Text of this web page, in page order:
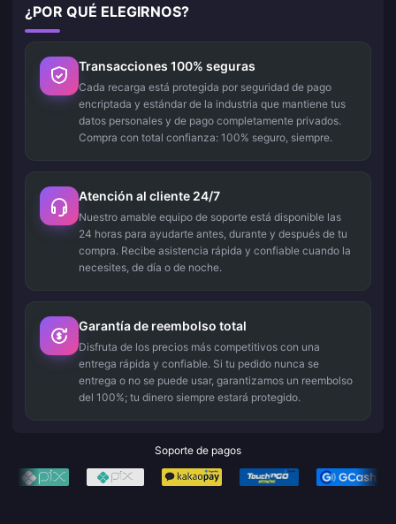
¿POR QUÉ ELEGIRNOS?
Transacciones 100% seguras
Cada recarga está protegida por seguridad de pago
encriptada y estándar de la industria que mantiene tus
datos personales y de pago completamente privados.
Compra con total confianza: 100% seguro, siempre.
Atención al cliente 24/7
Nuestro amable equipo de soporte está disponible las
24 horas para ayudarte antes, durante y después de tu
compra. Recibe asistencia rápida y confiable cuando la
necesites, de día o de noche.
Garantía de reembolso total
Disfruta de los precios más competitivos con una
entrega rápida y confiable. Si tu pedido nunca se
entrega o no se puede usar, garantizamos un reembolso
del 100%; tu dinero siempre estará protegido.
Soporte de pagos